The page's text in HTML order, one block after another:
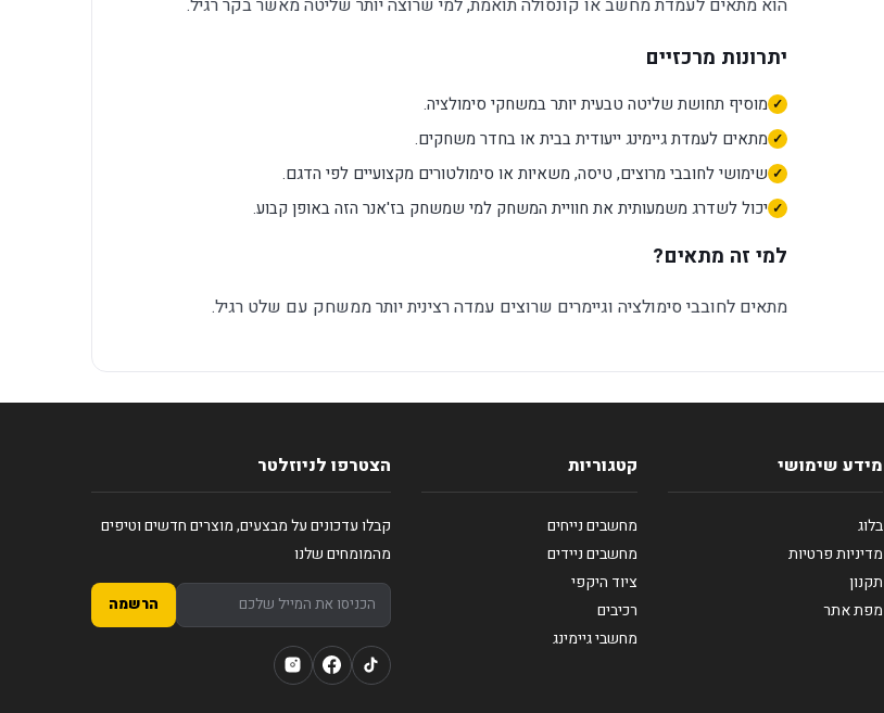
הוא מתאים לעמדת מחשב או קונסולה תואמת, למי שרוצה יותר שליטה מאשר בקר רגיל.
יתרונות מרכזיים
מוסיף תחושת שליטה טבעית יותר במשחקי סימולציה.
מתאים לעמדת גיימינג ייעודית בבית או בחדר משחקים.
שימושי לחובבי מרוצים, טיסה, משאיות או סימולטורים מקצועיים לפי הדגם.
יכול לשדרג משמעותית את חוויית המשחק למי שמשחק בז'אנר הזה באופן קבוע.
למי זה מתאים?
מתאים לחובבי סימולציה וגיימרים שרוצים עמדה רצינית יותר ממשחק עם שלט רגיל.
מידע שימושי
בלוג
מדיניות פרטיות
תקנון
מפת אתר
קטגוריות
מחשבים נייחים
מחשבים ניידים
ציוד היקפי
רכיבים
מחשבי גיימינג
הצטרפו לניוזלטר
קבלו עדכונים על מבצעים, מוצרים חדשים וטיפים
מהמומחים שלנו
הרשמה